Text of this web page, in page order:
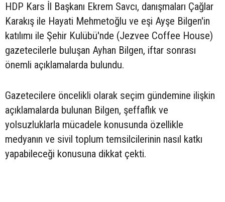
HDP Kars İl Başkanı Ekrem Savcı, danışmaları Çağlar
Karakış ile Hayati Mehmetoğlu ve eşi Ayşe Bilgen'in
katılımı ile Şehir Kulübü'nde (Jezvee Coffee House)
gazetecilerle buluşan Ayhan Bilgen, iftar sonrası
önemli açıklamalarda bulundu.
Gazetecilere öncelikli olarak seçim gündemine ilişkin
açıklamalarda bulunan Bilgen, şeffaflık ve
yolsuzluklarla mücadele konusunda özellikle
medyanın ve sivil toplum temsilcilerinin nasıl katkı
yapabileceği konusuna dikkat çekti.